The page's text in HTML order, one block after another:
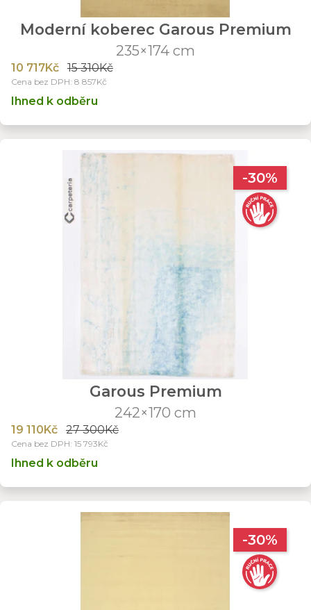
Moderní koberec Garous Premium
235×174 cm
10 717Kč 15 310Kč
Cena bez DPH: 8 857Kč
Ihned k odběru
-30%
Garous Premium
242×170 cm
19 110Kč 27 300Kč
Cena bez DPH: 15 793Kč
Ihned k odběru
-30%